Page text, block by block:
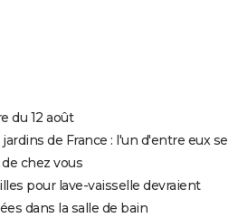
du 12 août
de France : l'un d'entre eux se
chez vous
pour lave-vaisselle devraient
dans la salle de bain